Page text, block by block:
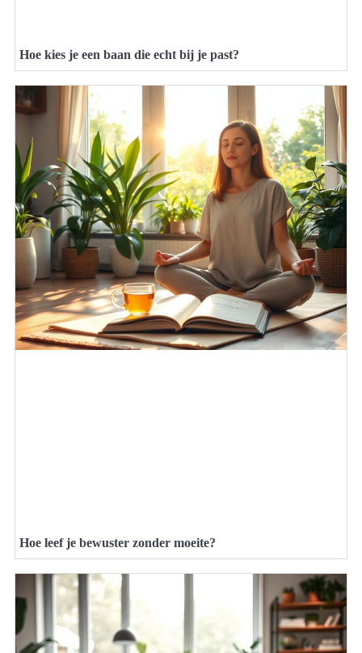
Hoe kies je een baan die echt bij je past?
Hoe leef je bewuster zonder moeite?